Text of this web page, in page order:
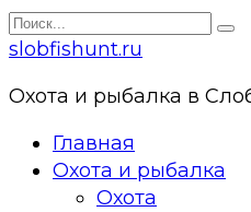
Перейти
к
Search
for:
slobfishunt.ru
Охота и рыбалка в
Главная
Охота и рыбалка
Охота